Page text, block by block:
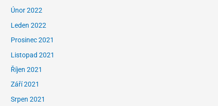
Únor 2022
Leden 2022
Prosinec 2021
Listopad 2021
Říjen 2021
Září 2021
Srpen 2021